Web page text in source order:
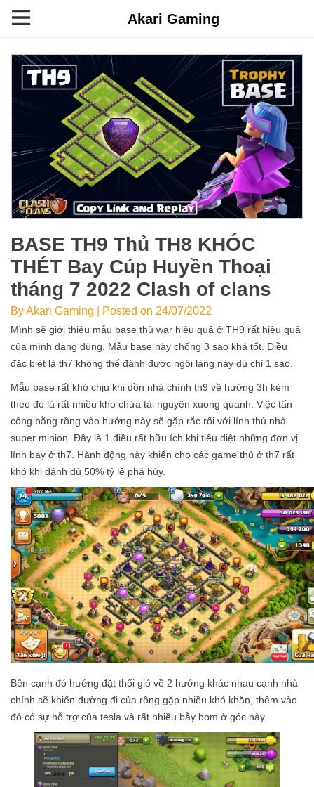
Akari Gaming
BASE TH9 Thủ TH8 KHÓC
THÉT Bay Cúp Huyền Thoại
tháng 7 2022 Clash of clans
By Akari Gaming | Posted on 24/07/2022
Mình sẽ giới thiệu mẫu base thủ war hiệu quả ở TH9 rất hiệu quả
của mình đang dùng. Mẫu base này chống 3 sao khá tốt. Điều
đặc biệt là th7 không thể đánh được ngôi làng này dù chỉ 1 sao.
Mẫu base rất khó chịu khi dồn nhà chính th9 về hướng 3h kèm
theo đó là rất nhiều kho chứa tài nguyên xuong quanh. Việc tấn
công bằng rồng vào hướng này sẽ gặp rắc rối với lính thủ nhà
super minion. Đây là 1 điều rất hữu ích khi tiêu diệt những đơn vị
lính bay ở th7. Hành động này khiến cho các game thủ ở th7 rất
khó khi đánh đủ 50% tỷ lệ phá hủy.
Bên cạnh đó hướng đặt thổi gió về 2 hướng khác nhau cạnh nhà
chính sẽ khiến đường đi của rồng gặp nhiều khó khăn, thêm vào
đó có sự hỗ trợ của tesla và rất nhiều bẫy bom ở góc này.